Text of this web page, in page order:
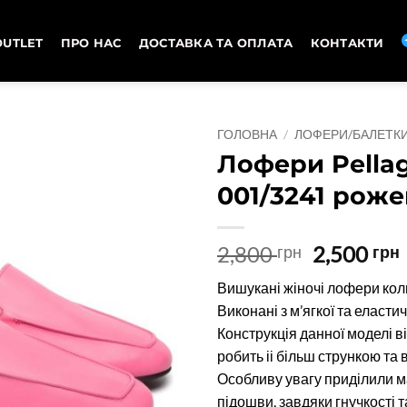
ПРО НАС ДОСТАВКА ТА ОПЛАТА КОНТАКТИ
ГОЛОВНА / ЛОФЕРИ/
Лофери
001/3241
2,800грн
ціна:
2,800
2,500 грн
Вишукані жіночі лофери
Виконані з м’ягкої та
Конструкція данної моделі
робить іі більш стрункою та
Особливу увагу приділили
підошви, завдяки гнучкості